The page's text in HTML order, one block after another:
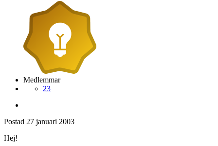
Medlemmar
23
Postad 27 januari 2003
Hej!